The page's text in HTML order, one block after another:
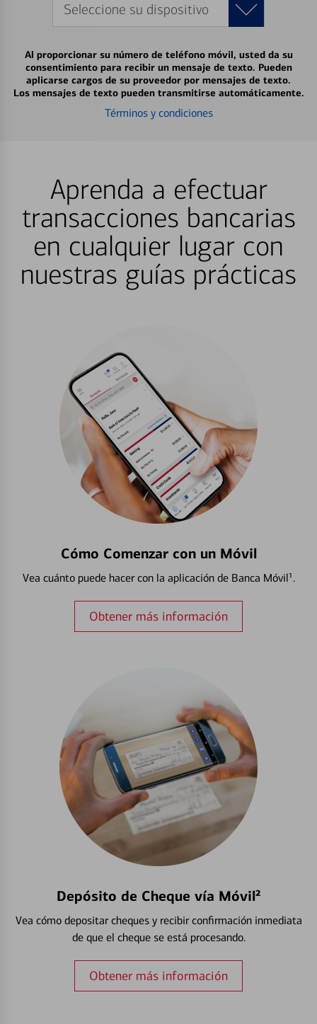
Seleccione su dispositivo
Al proporcionar su número de teléfono móvil, usted da su
consentimiento para recibir un mensaje de texto. Pueden
aplicarse cargos de su proveedor por mensajes de texto.
Los mensajes de texto pueden transmitirse automáticamente.
Términos y condiciones
Aprenda a efectuar
transacciones bancarias
en cualquier lugar con
nuestras guías prácticas
Cómo Comenzar con un Móvil
Vea cuánto puede hacer con la aplicación de Banca Móvil¹.
Obtener más información
Depósito de Cheque vía Móvil²
Vea cómo depositar cheques y recibir confirmación inmediata
de que el cheque se está procesando.
Obtener más información